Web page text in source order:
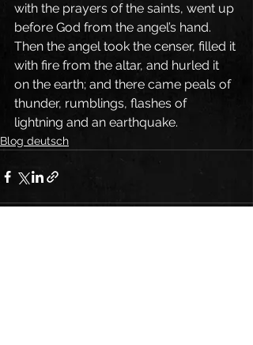
with the prayers of the saints, went up
before God from the angel’s hand.
Then the angel took the censer, filled it
with fire from the altar, and hurled it
on the earth; and there came peals of
thunder, rumblings, flashes of
lightning and an earthquake.
Blog deutsch